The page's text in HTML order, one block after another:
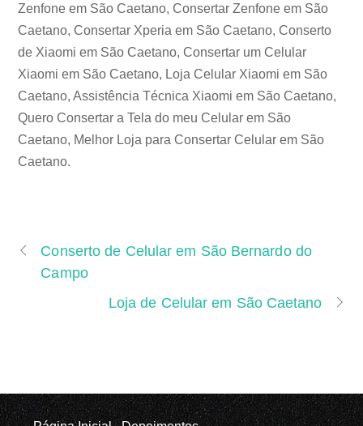
Zenfone em São Caetano, Consertar Zenfone em São
Caetano, Consertar Xperia em São Caetano, Conserto
de Xiaomi em São Caetano, Consertar um Celular
Xiaomi em São Caetano, Loja Celular Xiaomi em São
Caetano, Assistência Técnica Xiaomi em São Caetano,
Quero Consertar a Tela do meu Celular em São
Caetano, Melhor Loja para Consertar Celular em São
Caetano.
Conserto de Celular em São Bernardo do
Campo
Loja de Celular em São Caetano